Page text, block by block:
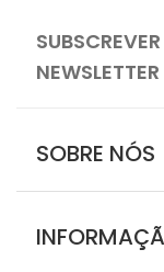
NEWSLETTER
SOBRE NÓS